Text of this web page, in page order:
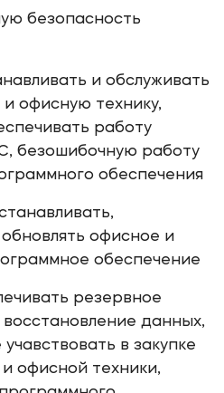
безопасность
и обслуживать
офисную технику,
работу
безошибочную работу
обеспечения
офисное и
обеспечение
резервное
данных,
в закупке
офисной техники,